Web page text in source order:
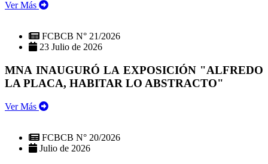
Ver Más
FCBCB N° 21/2026
23 Julio de 2026
MNA INAUGURÓ LA EXPOSICIÓN "ALFREDO
LA PLACA, HABITAR LO ABSTRACTO"
Ver Más
FCBCB N° 20/2026
Julio de 2026